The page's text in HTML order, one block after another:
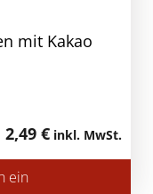
mit Kakao
2,49 € inkl. MwSt.
ein